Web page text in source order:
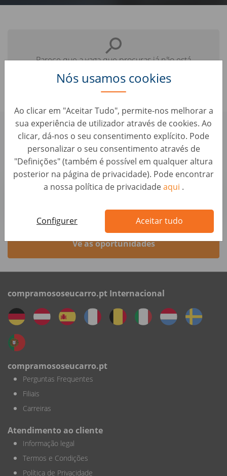
Nós usamos cookies
Ao clicar em "Aceitar Tudo", permite-nos melhorar a
sua experiência de utilizador através de cookies. Ao
clicar, dá-nos o seu consentimento explícito. Pode
personalizar o seu consentimento através de
"Definições" (também é possível em qualquer altura
posterior na página de privacidade). Pode encontrar
a nossa política de privacidadeaqui .
Configurer Aceitar tudo
Parece que a vaga que procuras já não está
Confere aqui algumas vagas
parecidas que te podem interessar:
Business Strategy & Operations Analyst
Logística • Espanha, Madrid
Vê as oportunidades
compramososeucarro.pt Internacional
compramososeucarro.pt
Perguntas Frequentes
Filiais
Carreiras
Atendimento ao cliente
Informação legal
Termos e Condições
Política de Privacidade